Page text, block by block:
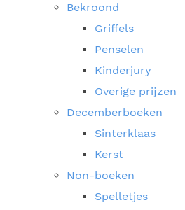
Bekroond
Griffels
Penselen
Kinderjury
Overige prijzen
Decemberboeken
Sinterklaas
Kerst
Non-boeken
Spelletjes